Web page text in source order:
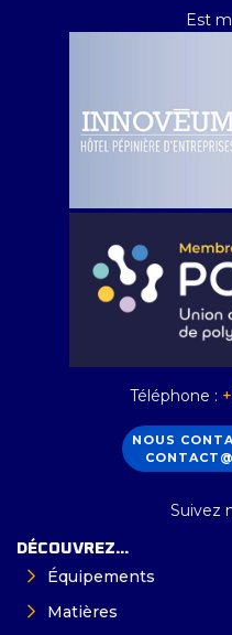
Est
Téléphone :
NOUS
Suivez
DÉCOUVREZ...
Équipements
Matières